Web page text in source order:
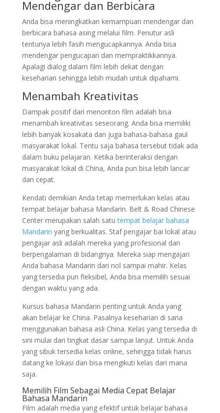
Mendengar dan Berbicara
Anda bisa meningkatkan kemampuan mendengar dan
berbicara bahasa asing melalui film. Penutur asli
tentunya lebih fasih mengucapkannya. Anda bisa
mendengar pengucapan dan mempraktikkannya.
Apalagi dialog dalam film lebih dekat dengan
keseharian sehingga lebih mudah untuk dipahami.
Menambah Kreativitas
Dampak positif dari menonton film adalah bisa
menambah kreativitas seseorang. Anda bisa memiliki
lebih banyak kosakata dan juga bahasa-bahasa gaul
masyarakat lokal. Tentu saja bahasa tersebut tidak ada
dalam buku pelajaran. Ketika berinteraksi dengan
masyarakat lokal di China, Anda pun bisa lebih lancar
dan cepat.
Kendati demikian Anda tetap memerlukan kelas atau
tempat belajar bahasa Mandarin. Belt & Road Chinese
Center merupakan salah satutempat belajar bahasa
Mandarin yang berkualitas. Staf pengajar bai lokal atau
pengajar asli adalah mereka yang profesional dan
berpengalaman di bidangnya. Mereka siap mengajari
Anda bahasa Mandarin dari nol sampai mahir. Kelas
yang tersedia pun fleksibel, Anda bisa memilih sesuai
dengan waktu yang ada.
Kursus bahasa Mandarin penting untuk Anda yang
akan belajar ke China. Pasalnya keseharian di sana
menggunakan bahasa asli China. Kelas yang tersedia di
sini mulai dari tingkat dasar sampai lanjut. Untuk Anda
yang sibuk tersedia kelas online, sehingga tidak harus
datang ke lokasi dan bisa mengikuti kelas dari mana
saja.
Memilih Film Sebagai Media Cepat Belajar
Bahasa Mandarin
Film adalah media yang efektif untuk belajar bahasa